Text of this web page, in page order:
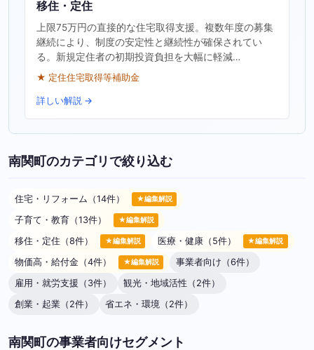
移住・定住
上限75万円の直接的な住宅取得支援。複数年度の募集
継続により、制度の安定性と継続性が確保されてい
る。新規定住者の初期投資負担を大幅に軽減…
★ 定住住宅取得等補助金
詳しい解説 →
南関町のカテゴリで絞り込む
住宅・リフォーム（14件） ★編集解説
子育て・教育（13件） ★編集解説
移住・定住（8件） ★編集解説 医療・健康（5件） ★編集解説
物価高・給付金（4件） ★編集解説
事業者向け（6件）
雇用・就労支援（3件）
観光・地域活性（2件）
創業・起業（2件）
省エネ・環境（2件）
南関町の事業者向けセグメント